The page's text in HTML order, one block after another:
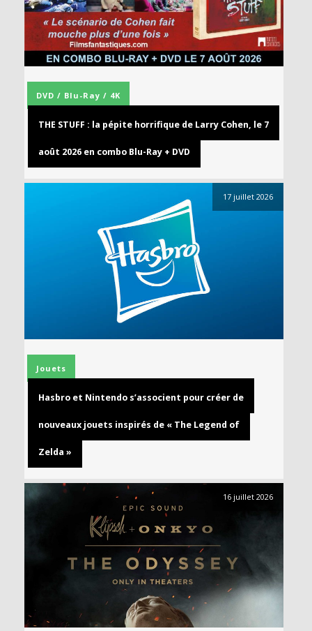
DVD / Blu-Ray / 4K
THE STUFF : la pépite horrifique de Larry Cohen, le 7
août 2026 en combo Blu-Ray + DVD
17 juillet 2026
Jouets
Hasbro et Nintendo s’associent pour créer de
nouveaux jouets inspirés de « The Legend of
Zelda »
16 juillet 2026